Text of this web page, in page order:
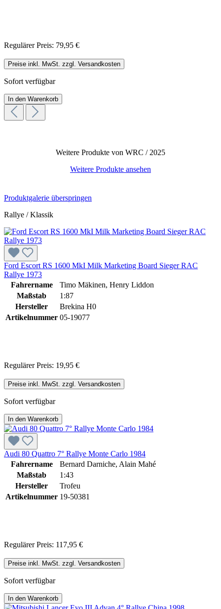
Regulärer Preis: 79,95 €
Preise inkl. MwSt. zzgl. Versandkosten
Sofort verfügbar
In den Warenkorb
Weitere Produkte von WRC / 2025
Weitere Produkte ansehen
Produktgalerie überspringen
Rallye / Klassik
Ford Escort RS 1600 MkI Milk Marketing Board Sieger RAC
Rallye 1973
Fahrername
Timo Mäkinen, Henry Liddon
Maßstab
1:87
Hersteller
Brekina H0
Artikelnummer 05-19077
Regulärer Preis: 19,95 €
Preise inkl. MwSt. zzgl. Versandkosten
Sofort verfügbar
In den Warenkorb
Audi 80 Quattro 7° Rallye Monte Carlo 1984
Fahrername
Bernard Darniche, Alain Mahé
Maßstab
1:43
Hersteller
Trofeu
Artikelnummer 19-50381
Regulärer Preis: 117,95 €
Preise inkl. MwSt. zzgl. Versandkosten
Sofort verfügbar
In den Warenkorb